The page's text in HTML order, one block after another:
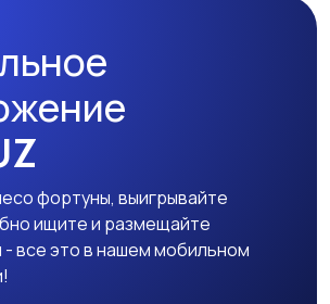
фортуны, выигрывайте
ищите и размещайте
все это в нашем мобильном